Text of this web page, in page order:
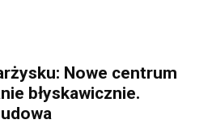
Nowe centrum
błyskawicznie.